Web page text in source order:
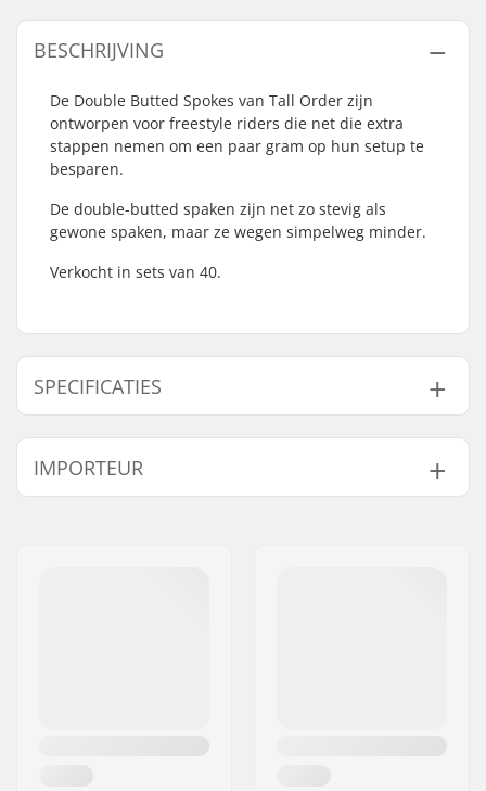
BESCHRIJVING
De Double Butted Spokes van Tall Order zijn
ontworpen voor freestyle riders die net die extra
stappen nemen om een paar gram op hun setup te
besparen.
De double-butted spaken zijn net zo stevig als
gewone spaken, maar ze wegen simpelweg minder.
Verkocht in sets van 40.
SPECIFICATIES
Aantal per
verpakking:
40
IMPORTEUR